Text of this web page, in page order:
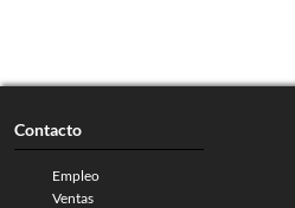
Contacto
Empleo
Ventas